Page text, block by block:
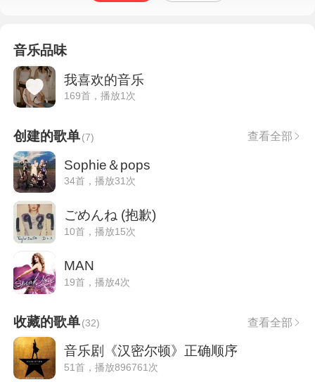
音乐品味
我喜欢的音乐
169首，播放1次
创建的歌单(7) 查看全部
Sophie＆pops
34首，播放31次
ごめんね (抱歉)
10首，播放15次
MAN
19首，播放4次
收藏的歌单(32) 查看全部
音乐剧《汉密尔顿》正确顺序
51首，播放896761次